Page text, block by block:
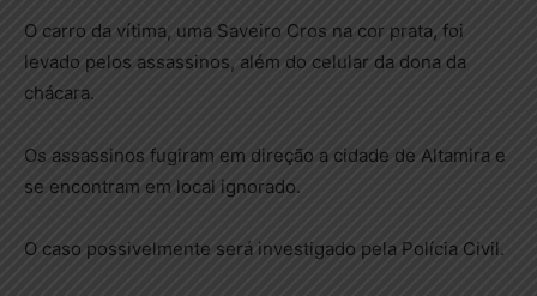
O carro da vítima, uma Saveiro Cros na cor prata, foi
levado pelos assassinos, além do celular da dona da
chácara.
Os assassinos fugiram em direção a cidade de Altamira e
se encontram em local ignorado.
O caso possivelmente será investigado pela Polícia Civil.